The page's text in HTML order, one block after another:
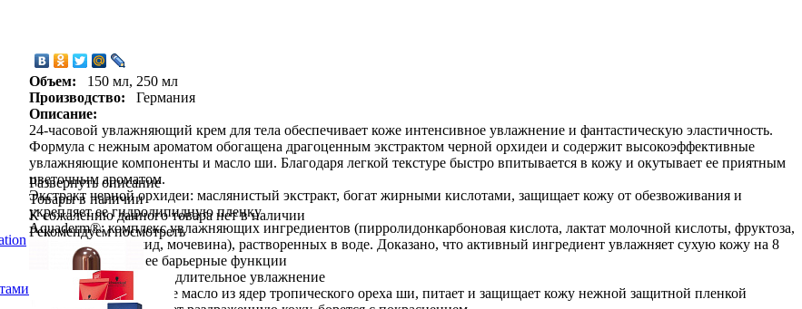
Объем:
150 мл, 250 мл
Производство:
Германия
Описание:
24-часовой увлажняющий крем для тела обеспечивает коже интенсивное увлажнение и фантастическую эластичность.
Формула с нежным ароматом обогащена драгоценным экстрактом черной орхидеи и содержит высокоэффективные
увлажняющие компоненты и масло ши. Благодаря легкой текстуре быстро впитывается в кожу и окутывает ее приятным
цветочным ароматом.
Экстракт черной орхидеи: маслянистый экстракт, богат жирными кислотами, защищает кожу от обезвоживания и
укрепляет ее гидролипидную пленку
Aquaderm®: комплекс увлажняющих ингредиентов (пирролидонкарбоновая кислота, лактат молочной кислоты, фруктоза,
глицин, ниацинамид, мочевина), растворенных в воде. Доказано, что активный ингредиент увлажняет сухую кожу на 8
часов и укрепляет ее барьерные функции
Гиалуроновая кислота: длительное увлажнение
Масло ши: драгоценное масло из ядер тропического ореха ши, питает и защищает кожу нежной защитной пленкой
Развернуть описание
Товары в наличии
К сожалению данного товара нет в наличии
Рекомендуем посмотреть